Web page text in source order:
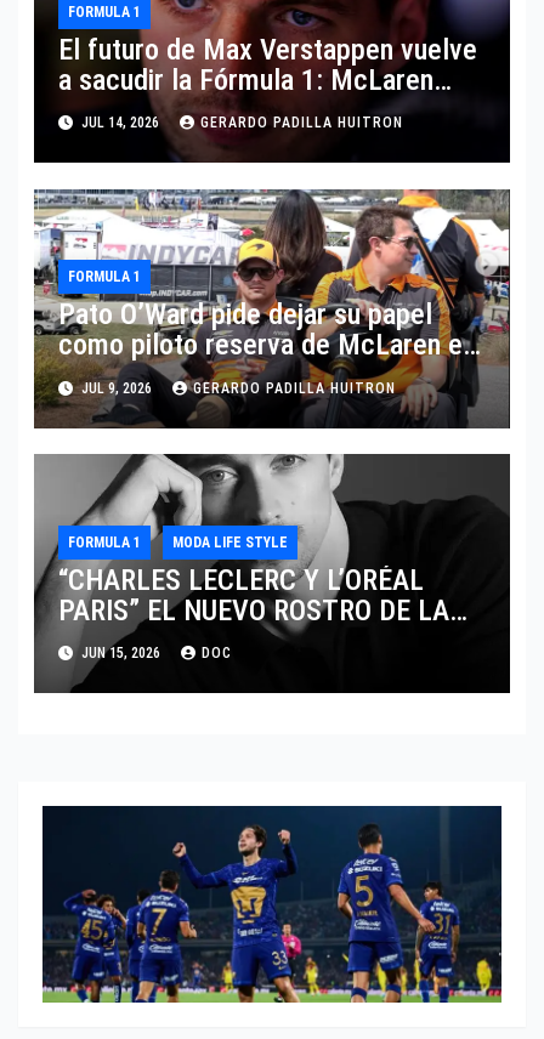
FORMULA 1
El futuro de Max Verstappen vuelve
a sacudir la Fórmula 1: McLaren
aparece como posible destino
JUL 14, 2026 GERARDO PADILLA HUITRON
FORMULA 1
Pato O’Ward pide dejar su papel
como piloto reserva de McLaren en
Fórmula 1
JUL 9, 2026 GERARDO PADILLA HUITRON
FORMULA 1 MODA LIFE STYLE
“CHARLES LECLERC Y L’ORÉAL
PARIS” EL NUEVO ROSTRO DE LA
EXCELENCIA Y LA MASCULINIDAD
MODERNA
JUN 15, 2026 DOC